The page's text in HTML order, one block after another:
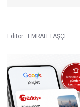
Editör : EMRAH TAŞÇI